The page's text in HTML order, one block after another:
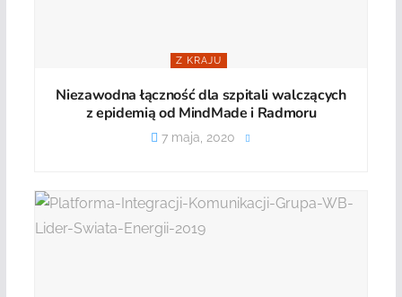
Z KRAJU
Niezawodna łączność dla szpitali walczących
z epidemią od MindMade i Radmoru
7 maja, 2020